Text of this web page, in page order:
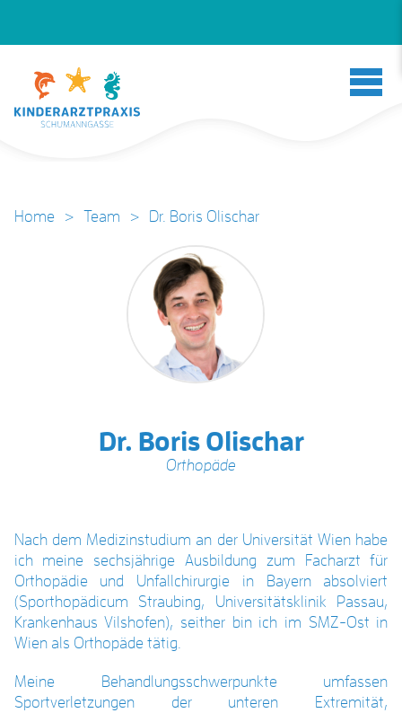
Home > Team > Dr. Boris Olischar
Dr. Boris Olischar
Orthopäde
Nach dem Medizinstudium an der Universität Wien habe
ich meine sechsjährige Ausbildung zum Facharzt für
Orthopädie und Unfallchirurgie in Bayern absolviert
(Sporthopädicum Straubing, Universitätsklinik Passau,
Krankenhaus Vilshofen), seither bin ich im SMZ-Ost in
Wien als Orthopäde tätig.
Meine Behandlungsschwerpunkte umfassen
Sportverletzungen der unteren Extremität,